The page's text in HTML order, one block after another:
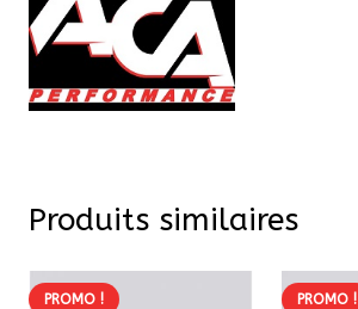
Produits similaires
PROMO ! PROMO !